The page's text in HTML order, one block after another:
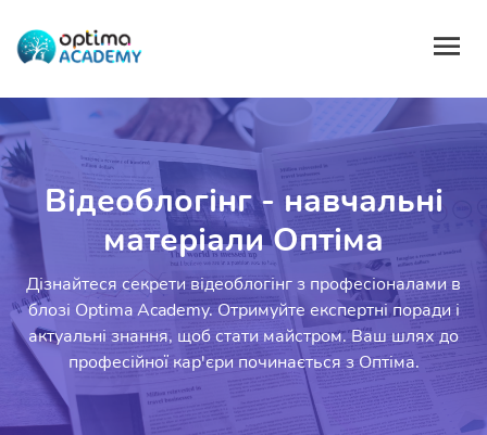
Відеоблогінг - навчальні
матеріали Оптіма
Дізнайтеся секрети відеоблогінг з професіоналами в
блозі Optima Academy. Отримуйте експертні поради і
актуальні знання, щоб стати майстром. Ваш шлях до
професійної кар'єри починається з Оптіма.